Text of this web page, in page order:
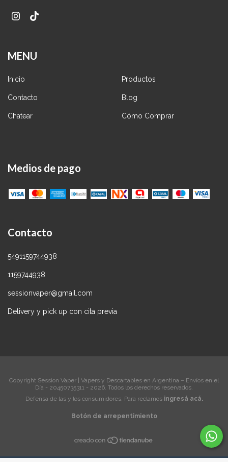
MENU
Inicio Productos
Contacto Blog
Chatear Cómo Comprar
Medios de pago
Contacto
5491159744938
1159744938
sessionvaper@gmail.com
Delivery y pick up con cita previa
Copyright Session Vaper | Vapers y Descartables en Argentina – Envíos en el
Día - 20450735311 - 2026. Todos los derechos reservados.
Defensa de las y los consumidores. Para reclamos ingresá acá.
Botón de arrepentimiento